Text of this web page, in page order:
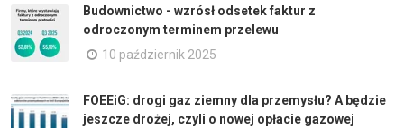
Budownictwo - wzrósł odsetek faktur z
odroczonym terminem przelewu
10 październik 2025
FOEEiG: drogi gaz ziemny dla przemysłu? A będzie
jeszcze drożej, czyli o nowej opłacie gazowej